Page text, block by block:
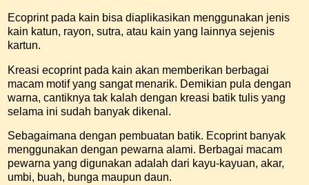
Ecoprint pada kain bisa diaplikasikan menggunakan jenis
kain katun, rayon, sutra, atau kain yang lainnya sejenis
kartun.
Kreasi ecoprint pada kain akan memberikan berbagai
macam motif yang sangat menarik. Demikian pula dengan
warna, cantiknya tak kalah dengan kreasi batik tulis yang
selama ini sudah banyak dikenal.
Sebagaimana dengan pembuatan batik. Ecoprint banyak
menggunakan dengan pewarna alami. Berbagai macam
pewarna yang digunakan adalah dari kayu-kayuan, akar,
umbi, buah, bunga maupun daun.